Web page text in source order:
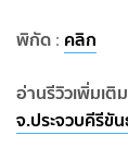
พิกัด : คลิก
อ่านรีวิวเพิ่มเติม
จ.ประจวบคีรีขั